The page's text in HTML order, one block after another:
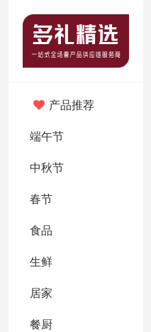
产品推荐
端午节
中秋节
春节
食品
生鲜
居家
餐厨